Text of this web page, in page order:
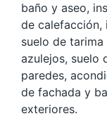
baño y aseo,
de calefacción,
suelo de
azulejos, suelo
paredes,
de fachada y
exteriores.